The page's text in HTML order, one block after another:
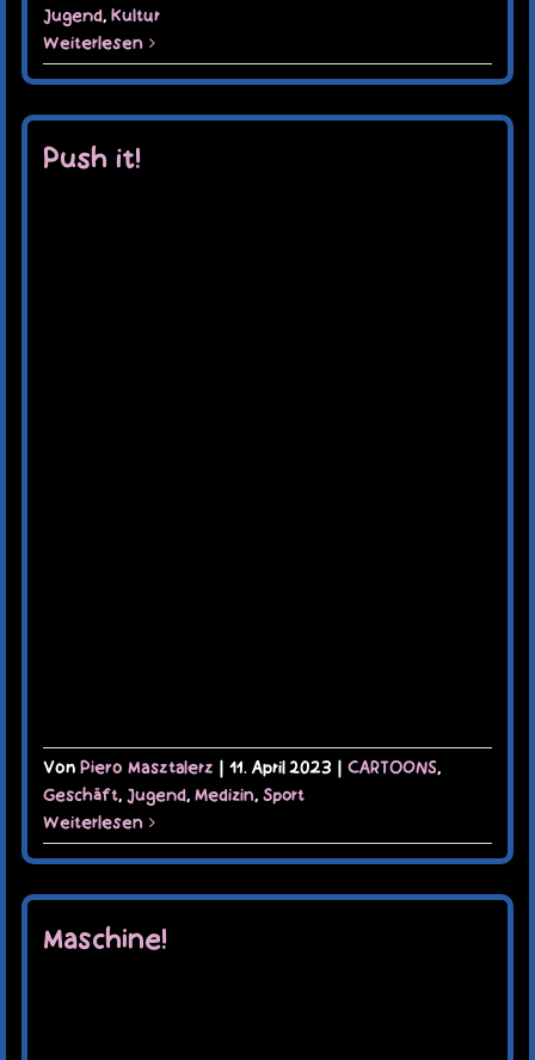
Jugend, Kultur
Weiterlesen
Push it!
Von Piero Masztalerz | 11. April 2023 | CARTOONS,
Geschäft, Jugend, Medizin, Sport
Weiterlesen
Maschine!